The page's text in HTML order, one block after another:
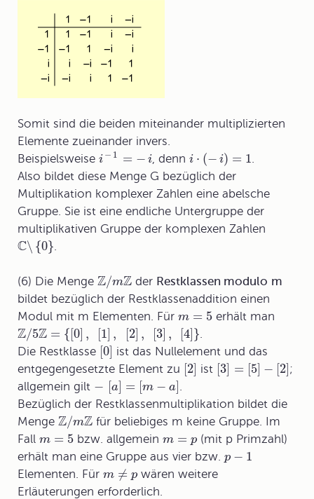
Somit sind die beiden miteinander multiplizierten
Elemente zueinander invers.
Beispielsweise i− 1 = − i, denn i ⋅ (− i) = 1
Also bildet diese Menge G bezüglich der
Multiplikation komplexer Zahlen eine abelsche
Gruppe. Sie ist eine endliche Untergruppe der
multiplikativen Gruppe der komplexen Zahlen
C\ {0}
(6) Die Menge Z/mZ der Restklassen modulo m
bildet bezüglich der Restklassenaddition einen
Modul mit m Elementen. Für m = 5 erhält man
Z/5Z = {[0] , [1] , [2] , [3] , [4]}
Die Restklasse [0] ist das Nullelement und das
entgegengesetzte Element zu [2] ist [3] = [5] − [2];
allgemein gilt − [a] = [m − a]
Bezüglich der Restklassenmultiplikation bildet die
Menge Z/mZ für beliebiges m keine Gruppe. Im
Fall m = 5 bzw. allgemeinm = p (mit p Primzahl)
erhält man eine Gruppe aus vier bzw. p − 1
Elementen. Für m ≠ p wären weitere
Erläuterungen erforderlich.